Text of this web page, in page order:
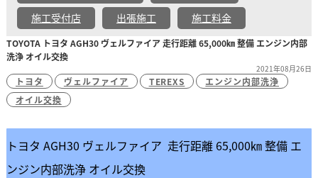
施工受付店
出張施工 施工料金
TOYOTA トヨタ AGH30 ヴェルファイア 走行距離 65,000㎞ 整備 エンジン内部
洗浄 オイル交換
2021年08月26日
トヨタ ヴェルファイア TEREXS
エンジン内部洗浄
オイル交換
トヨタ AGH30 ヴェルファイア 走行距離 65,000㎞ 整備 エ
ンジン内部洗浄 オイル交換